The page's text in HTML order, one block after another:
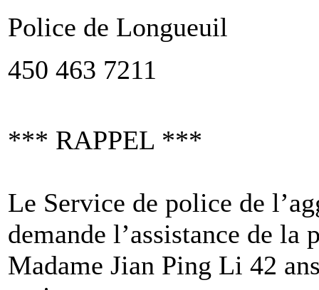
Police de Longueuil
450 463 7211
*** RAPPEL ***
Le Service de police de
demande l’assistance de
Madame Jian Ping Li 42